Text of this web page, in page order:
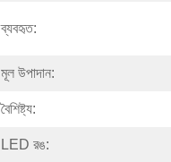
ব্যবহৃত:
মূল উপাদান:
বৈশিষ্ট্য:
LED রঙ: